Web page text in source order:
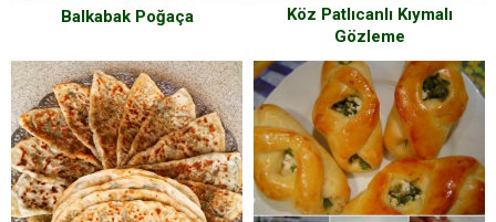
Balkabak Poğaça
Köz Patlıcanlı Kıymalı
Gözleme